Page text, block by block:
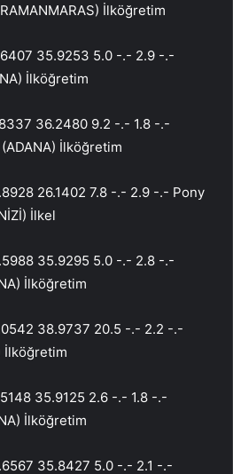
İlköğretim
35.9253 5.0 -.- 2.9 -.-
İlköğretim
36.2480 9.2 -.- 1.8 -.-
İlköğretim
26.1402 7.8 -.- 2.9 -.- Pony
İlkel
35.9295 5.0 -.- 2.8 -.-
İlköğretim
38.9737 20.5 -.- 2.2 -.-
İlköğretim
35.9125 2.6 -.- 1.8 -.-
İlköğretim
35.8427 5.0 -.- 2.1 -.-